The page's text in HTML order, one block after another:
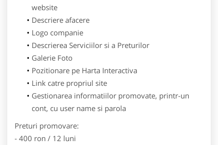
website
Descriere afacere
Logo companie
Descrierea Serviciilor si a Preturilor
Galerie Foto
Pozitionare pe Harta Interactiva
Link catre propriul site
Gestionarea informatiilor promovate, printr-un
cont, cu user name si parola
Preturi promovare:
- 400 ron / 12 luni